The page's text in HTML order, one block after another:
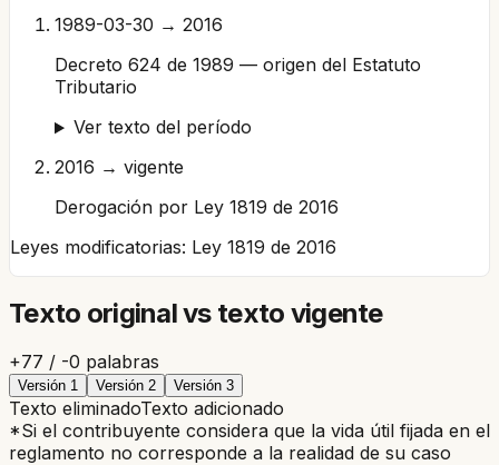
1989-03-30 → 2016
Decreto 624 de 1989 — origen del Estatuto
Tributario
Ver texto del período
2016 → vigente
Derogación por Ley 1819 de 2016
Leyes modificatorias: Ley 1819 de 2016
Texto original vs texto vigente
+77 / -0 palabras
Versión 1 Versión 2 Versión 3
Texto eliminadoTexto adicionado
*Si el contribuyente considera que la vida útil fijada en el
reglamento no corresponde a la realidad de su caso